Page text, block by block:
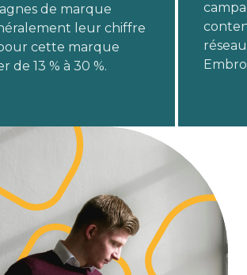
de marque
leur chiffre
cette marque
de 13 % à 30 %.